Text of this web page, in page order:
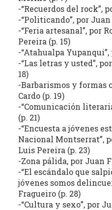
producción
independiente)
dedicadas
cultura,
literatura,
política,
artes
producción
-“Recuerdos del rock”,
-“Politicando”, por
-“Feria artesanal”, por
Pereira (p. 15)
-“Atahualpa
-“Las letras y usted”,
18)
-Barbarismos y formas
Cardo (p. 19)
-“Comunicación
(p. 21)
-“Encuesta a jóvenes
Nacional Montserrat”,
Luis Pereira (p. 23)
-Zona pálida, por Juan
-“El escándalo que
jóvenes somos
Fragueiro (p. 28)
-“Cultura y sexo”, por